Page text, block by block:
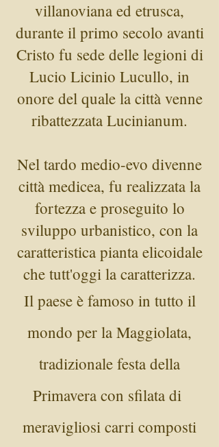
villanoviana ed etrusca,
durante il primo secolo avanti
Cristo fu sede delle legioni di
Lucio Licinio Lucullo, in
onore del quale la città venne
ribattezzata Lucinianum.
Nel tardo medio-evo divenne
città medicea, fu realizzata la
fortezza e proseguito lo
sviluppo urbanistico, con la
caratteristica pianta elicoidale
che tutt'oggi la caratterizza.
Il paese è famoso in tutto il
mondo per la Maggiolata,
tradizionale festa della
Primavera con sfilata di
meravigliosi carri composti